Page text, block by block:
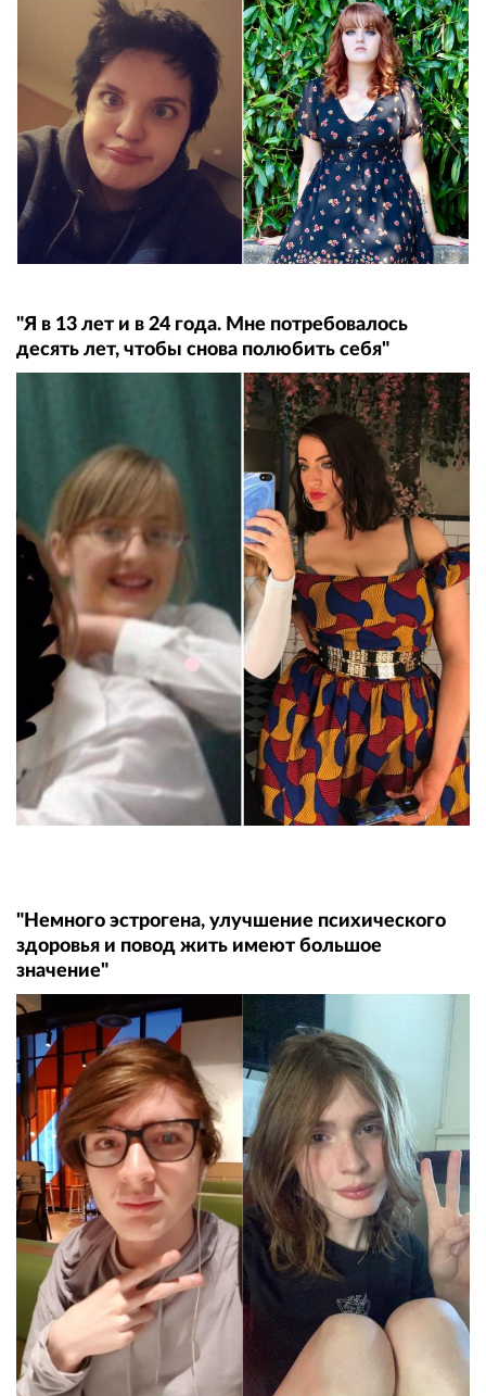
"Я в 13 лет и в 24 года. Мне потребовалось
десять лет, чтобы снова полюбить себя"
"Немного эстрогена, улучшение психического
здоровья и повод жить имеют большое
значение"